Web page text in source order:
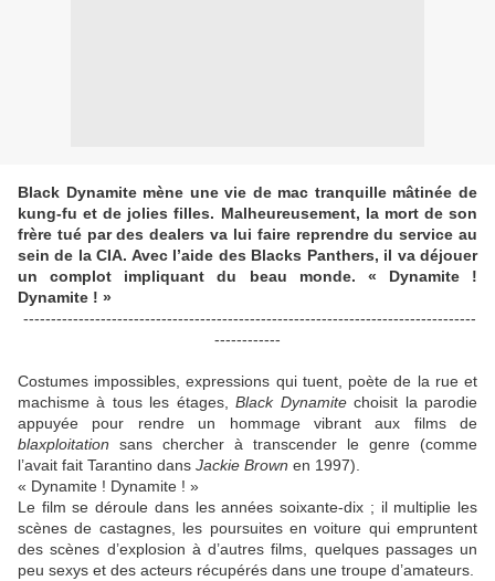
Black Dynamite mène une vie de mac tranquille mâtinée de
kung-fu et de jolies filles. Malheureusement, la mort de son
frère tué par des dealers va lui faire reprendre du service au
sein de la CIA. Avec l’aide des Blacks Panthers, il va déjouer
un complot impliquant du beau monde. « Dynamite !
Dynamite ! »
----------------------------------------------------------------------------------
------------
Costumes impossibles, expressions qui tuent, poète de la rue et
machisme à tous les étages,Black Dynamitechoisit la parodie
appuyée pour rendre un hommage vibrant aux films de
blaxploitation sans chercher à transcender le genre (comme
l’avait fait Tarantino dans Jackie Brown en 1997).
« Dynamite ! Dynamite ! »
Le film se déroule dans les années soixante-dix ; il multiplie les
scènes de castagnes, les poursuites en voiture qui empruntent
des scènes d’explosion à d’autres films, quelques passages un
peu sexys et des acteurs récupérés dans une troupe d’amateurs.